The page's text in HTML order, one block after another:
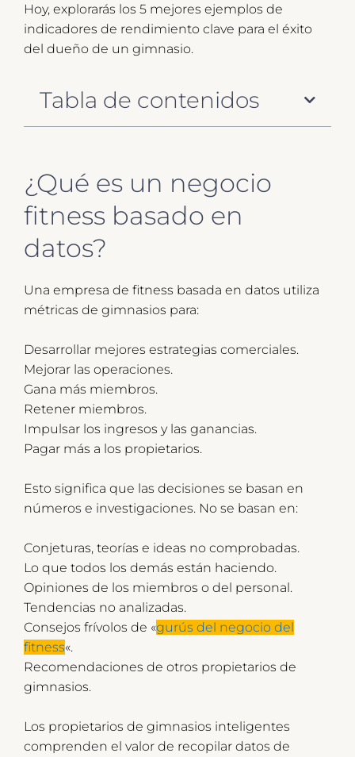
Hoy, explorarás los 5 mejores ejemplos de
indicadores de rendimiento clave para el éxito
del dueño de un gimnasio.
Tabla de contenidos
¿Qué es un negocio
fitness basado en
datos?
Una empresa de fitness basada en datos utiliza
métricas de gimnasios para:
Desarrollar mejores estrategias comerciales.
Mejorar las operaciones.
Gana más miembros.
Retener miembros.
Impulsar los ingresos y las ganancias.
Pagar más a los propietarios.
Esto significa que las decisiones se basan en
números e investigaciones. No se basan en:
Conjeturas, teorías e ideas no comprobadas.
Lo que todos los demás están haciendo.
Opiniones de los miembros o del personal.
Tendencias no analizadas.
Consejos frívolos de «gurús del negocio del
fitness«.
Recomendaciones de otros propietarios de
gimnasios.
Los propietarios de gimnasios inteligentes
comprenden el valor de recopilar datos de